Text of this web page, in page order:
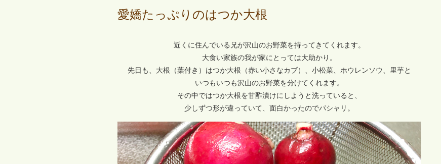
愛嬌たっぷりのはつか大根
近くに住んでいる兄が沢山のお野菜を持ってきてくれます。
大食い家族の我が家にとっては大助かり。
先日も、大根（葉付き）はつか大根（赤い小さなカブ）、小松菜、ホウレンソウ、里芋と
いつもいつも沢山のお野菜を分けてくれます。
その中ではつか大根を甘酢漬けにしようと洗っていると、
少しずつ形が違っていて、面白かったのでパシャリ。